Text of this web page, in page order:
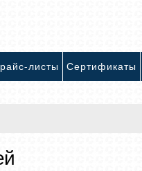
листы Сертификаты